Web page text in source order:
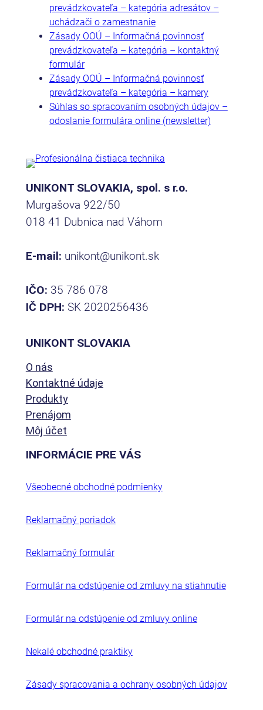
prevádzkovateľa – kategória adresátov –
uchádzači o zamestnanie
Zásady OOÚ – Informačná povinnosť
prevádzkovateľa – kategória – kontaktný
formulár
Zásady OOÚ – Informačná povinnosť
prevádzkovateľa – kategória – kamery
Súhlas so spracovaním osobných údajov –
odoslanie formulára online (newsletter)
UNIKONT SLOVAKIA, spol. s r.o.
Murgašova 922/50
018 41 Dubnica nad Váhom
E-mail: unikont@unikont.sk
IČO: 35 786 078
IČ DPH: SK 2020256436
UNIKONT SLOVAKIA
O nás
Kontaktné údaje
Produkty
Prenájom
Môj účet
INFORMÁCIE PRE VÁS
Všeobecné obchodné podmienky
Reklamačný poriadok
Reklamačný formulár
Formulár na odstúpenie od zmluvy na stiahnutie
Formulár na odstúpenie od zmluvy online
Nekalé obchodné praktiky
Zásady spracovania a ochrany osobných údajov